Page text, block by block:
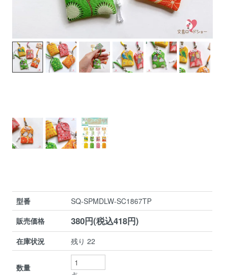
型番
SQ-SPMDLW-SC1867TP
販売価格
380円(税込418円)
在庫状況 残り 22
数量